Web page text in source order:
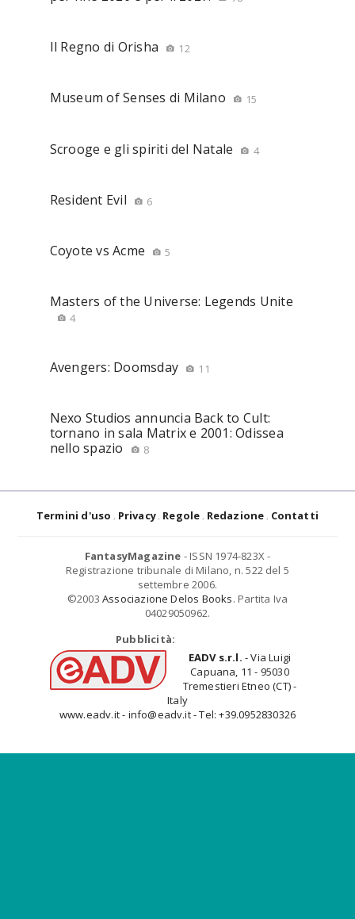
Il Regno di Orisha 12
Museum of Senses di Milano 15
Scrooge e gli spiriti del Natale 4
Resident Evil 6
Coyote vs Acme 5
Masters of the Universe: Legends Unite
4
Avengers: Doomsday 11
Nexo Studios annuncia Back to Cult:
tornano in sala Matrix e 2001: Odissea
nello spazio
8
Termini d'uso Privacy Regole Redazione Contatti
FantasyMagazine - ISSN 1974-823X -
Registrazione tribunale di Milano, n. 522 del 5
settembre 2006.
©2003 Associazione Delos Books. Partita Iva
04029050962.
Pubblicità:
EADV s.r.l. - Via Luigi
Capuana, 11 - 95030
Tremestieri Etneo (CT) -
Italy
www.eadv.it - info@eadv.it - Tel: +39.0952830326